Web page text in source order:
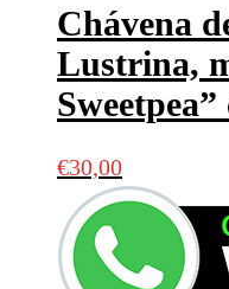
Chávena
Lustrina,
€30,00